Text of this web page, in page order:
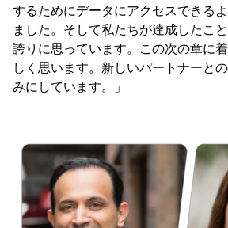
するためにデータにアクセスできる
ました。そして私たちが達成したこ
誇りに思っています。この次の章に
しく思います。新しいパートナーと
みにしています。」